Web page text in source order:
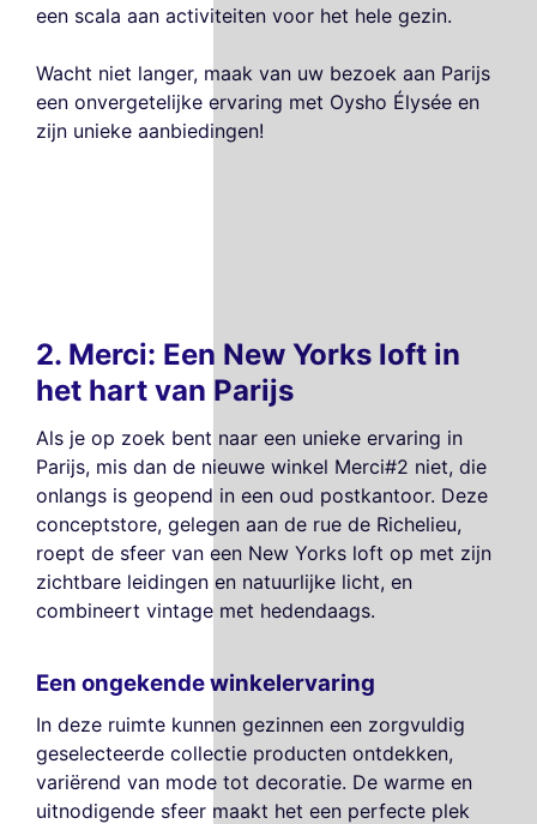
een scala aan activiteiten voor het hele gezin.
Wacht niet langer, maak van uw bezoek aan Parijs
een onvergetelijke ervaring met Oysho Élysée en
zijn unieke aanbiedingen!
2. Merci: Een New Yorks loft in
het hart van Parijs
Als je op zoek bent naar een unieke ervaring in
Parijs, mis dan de nieuwe winkel Merci#2 niet, die
onlangs is geopend in een oud postkantoor. Deze
conceptstore, gelegen aan de rue de Richelieu,
roept de sfeer van een New Yorks loft op met zijn
zichtbare leidingen en natuurlijke licht, en
combineert vintage met hedendaags.
Een ongekende winkelervaring
In deze ruimte kunnen gezinnen een zorgvuldig
geselecteerde collectie producten ontdekken,
variërend van mode tot decoratie. De warme en
uitnodigende sfeer maakt het een perfecte plek